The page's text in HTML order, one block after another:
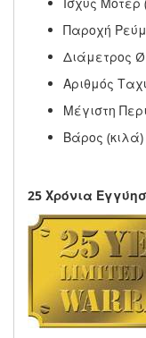
Παροχή
Διάμετρος Ø
Αριθμός
Μέγιστη
Βάρος (κιλά)
25 Χρόνια